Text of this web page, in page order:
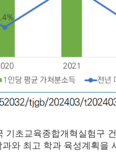
기초교육종합개혁실험구
와 최고 학과 육성계획을